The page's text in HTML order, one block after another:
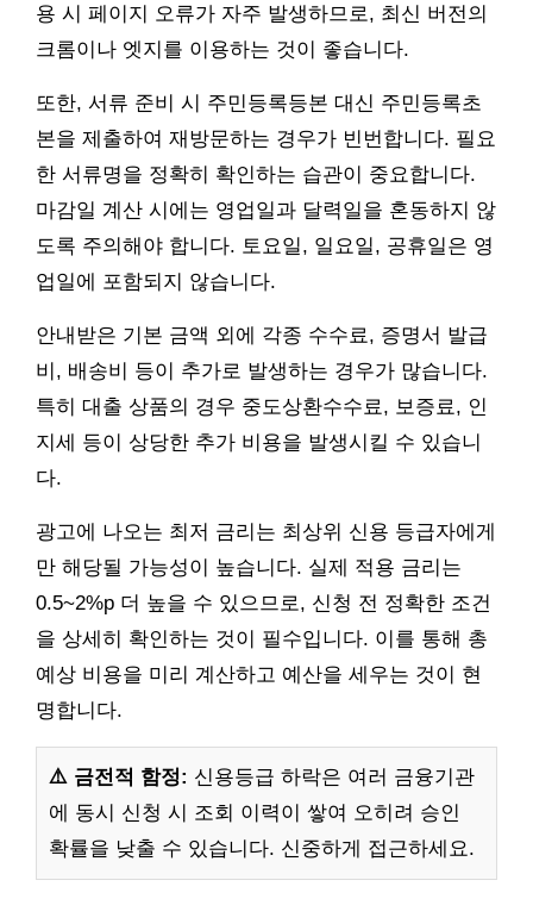
용 시 페이지 오류가 자주 발생하므로, 최신 버전의
크롬이나 엣지를 이용하는 것이 좋습니다.
또한, 서류 준비 시 주민등록등본 대신 주민등록초
본을 제출하여 재방문하는 경우가 빈번합니다. 필요
한 서류명을 정확히 확인하는 습관이 중요합니다.
마감일 계산 시에는 영업일과 달력일을 혼동하지 않
도록 주의해야 합니다. 토요일, 일요일, 공휴일은 영
업일에 포함되지 않습니다.
안내받은 기본 금액 외에 각종 수수료, 증명서 발급
비, 배송비 등이 추가로 발생하는 경우가 많습니다.
특히 대출 상품의 경우 중도상환수수료, 보증료, 인
지세 등이 상당한 추가 비용을 발생시킬 수 있습니
다.
광고에 나오는 최저 금리는 최상위 신용 등급자에게
만 해당될 가능성이 높습니다. 실제 적용 금리는
0.5~2%p 더 높을 수 있으므로, 신청 전 정확한 조건
을 상세히 확인하는 것이 필수입니다. 이를 통해 총
예상 비용을 미리 계산하고 예산을 세우는 것이 현
명합니다.
⚠️ 금전적 함정: 신용등급 하락은 여러 금융기관
에 동시 신청 시 조회 이력이 쌓여 오히려 승인
확률을 낮출 수 있습니다. 신중하게 접근하세요.